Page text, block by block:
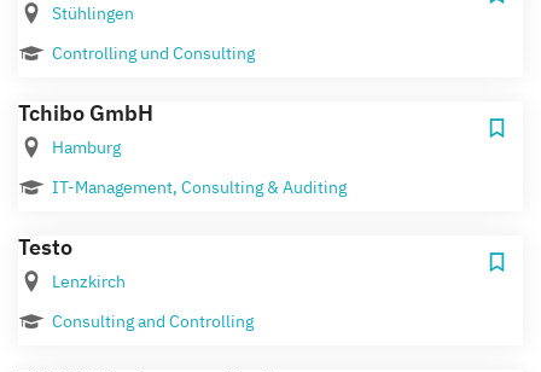
Stühlingen
Controlling und Consulting
Tchibo GmbH
Hamburg
IT-Management, Consulting & Auditing
Testo
Lenzkirch
Consulting and Controlling